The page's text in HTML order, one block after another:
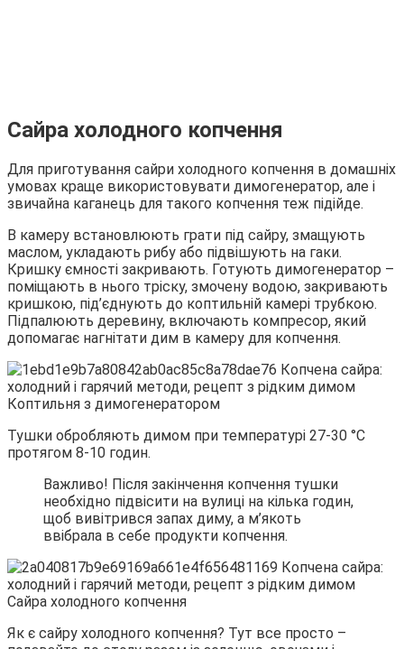
Сайра холодного копчення
Для приготування сайри холодного копчення в домашніх
умовах краще використовувати димогенератор, але і
звичайна каганець для такого копчення теж підійде.
В камеру встановлюють грати під сайру, змащують
маслом, укладають рибу або підвішують на гаки.
Кришку ємності закривають. Готують димогенератор –
поміщають в нього тріску, змочену водою, закривають
кришкою, під’єднують до коптильній камері трубкою.
Підпалюють деревину, включають компресор, який
допомагає нагнітати дим в камеру для копчення.
Коптильня з димогенератором
Тушки обробляють димом при температурі 27-30 °С
протягом 8-10 годин.
Важливо! Після закінчення копчення тушки
необхідно підвісити на вулиці на кілька годин,
щоб вивітрився запах диму, а м’якоть
ввібрала в себе продукти копчення.
Сайра холодного копчення
Як є сайру холодного копчення? Тут все просто –